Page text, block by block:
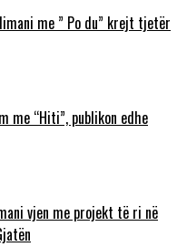
me ” Po du” krejt tjetër
me “Hiti”, publikon edhe
vjen me projekt të ri në